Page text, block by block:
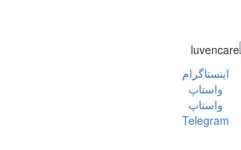
اينستاگرام
واستاپ
واستاپ
Telegram